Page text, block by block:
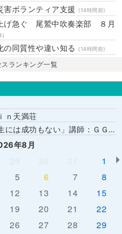
ボランティア支援 (14時間前)
げ急ぐ 尾鷲中吹奏楽部 ８月
同質性や違い知る (14時間前)
スランキング一覧
ｎ天満荘
成功もない」講師：ＧＧ佐藤さん
年8月
1
5 6 7
8
12 13 14
15
19 20 21
22
26 27 28
29